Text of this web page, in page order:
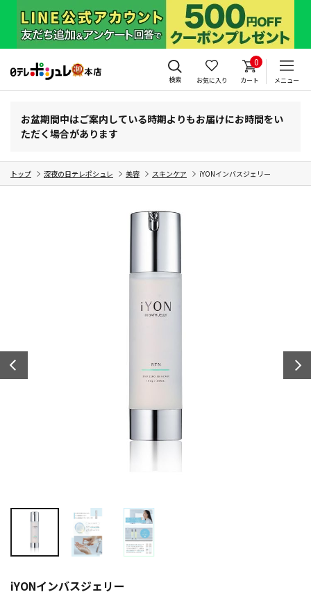
検索 お気に入り
0
カート メニュー
お盆期間中はご案内している時期よりもお届けにお時間をい
ただく場合があります
トップ 深夜の日テレポシュレ 美容 スキンケア iYONインバスジェリー
iYONインバスジェリー